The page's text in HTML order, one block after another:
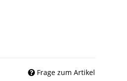
Frage zum Artikel